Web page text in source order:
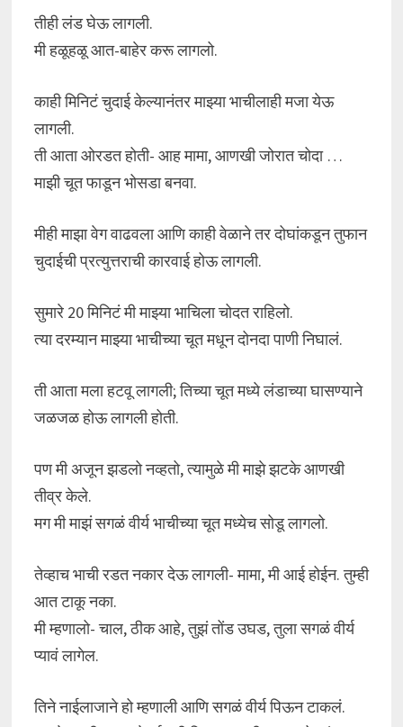
तीही लंड घेऊ लागली.
मी हळूहळू आत-बाहेर करू लागलो.
काही मिनिटं चुदाई केल्यानंतर माझ्या भाचीलाही मजा येऊ
लागली.
ती आता ओरडत होती- आह मामा, आणखी जोरात चोदा …
माझी चूत फाडून भोसडा बनवा.
मीही माझा वेग वाढवला आणि काही वेळाने तर दोघांकडून तुफान
चुदाईची प्रत्युत्तराची कारवाई होऊ लागली.
सुमारे 20 मिनिटं मी माझ्या भाचिला चोदत राहिलो.
त्या दरम्यान माझ्या भाचीच्या चूत मधून दोनदा पाणी निघालं.
ती आता मला हटवू लागली; तिच्या चूत मध्ये लंडाच्या घासण्याने
जळजळ होऊ लागली होती.
पण मी अजून झडलो नव्हतो, त्यामुळे मी माझे झटके आणखी
तीव्र केले.
मग मी माझं सगळं वीर्य भाचीच्या चूत मध्येच सोडू लागलो.
तेव्हाच भाची रडत नकार देऊ लागली- मामा, मी आई होईन. तुम्ही
आत टाकू नका.
मी म्हणालो- चाल, ठीक आहे, तुझं तोंड उघड, तुला सगळं वीर्य
प्यावं लागेल.
तिने नाईलाजाने हो म्हणाली आणि सगळं वीर्य पिऊन टाकलं.